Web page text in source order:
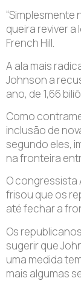
“Simplesmente
queira reviver
French Hill.
A ala mais
Johnson a
ano, de 1,66
Como
inclusão de
segundo eles,
na fronteira
O congressista
frisou que os
até fechar a
Os
sugerir que
uma medida
mais algumas